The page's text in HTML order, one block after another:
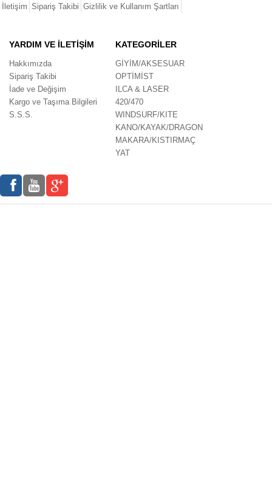
İletişim Sipariş Takibi Gizlilik ve Kullanım Şartları
YARDIM VE İLETİŞİM
Hakkımızda
Sipariş Takibi
İade ve Değişim
Kargo ve Taşıma Bilgileri
S.S.S.
KATEGORİLER
GİYİM/AKSESUAR
OPTİMİST
ILCA & LASER
420/470
WINDSURF/KITE
KANO/KAYAK/DRAGON
MAKARA/KISTIRMAÇ
YAT